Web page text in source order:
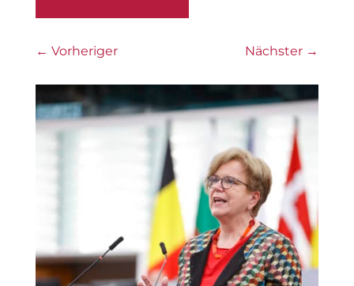
← Vorheriger Nächster →